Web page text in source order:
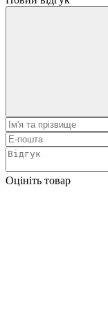
Оцініть товар